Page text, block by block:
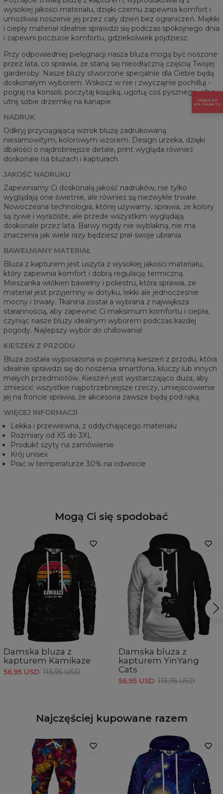
wysokiej jakości materiału, dzięki czemu zapewnia komfort i
umożliwia noszenie jej przez cały dzień bez ograniczeń. Miękki
i ciepły materiał idealnie sprawdzi się podczas spokojnego dnia
i zapewni poczucie komfortu, gdziekolwiek pójdziesz.
Przy odpowiedniej pielęgnacji nasza bluza mogą być noszone
przez lata, co sprawia, że staną się nieodłączną częścią Twojej
garderoby. Nasze bluzy stworzone specjalnie dla Ciebie będą
doskonałym wyborem. Wskocz w nie i zwyczajnie pochilluj -
pograj na konsoli, poczytaj książką, ugotuj coś pysznego, albo
utnij sobie drzemkę na kanapie.
NADRUK
Odkryj przyciągającą wzrok bluzę zadrukowaną
niesamowitym, kolorowym wzorem. Design urzeka, dzięki
dbałości o najdrobniejsze detale, print wygląda również
doskonale na bluzach i kapturach.
JAKOŚĆ NADRUKU
Zapewniamy Ci doskonałą jakość nadruków, nie tylko
wyglądają one świetnie, ale również są niezwykle trwałe.
Nowoczesna technologia, której używamy, sprawia, że kolory
są żywe i wyraziste, ale przede wszystkim wyglądają
doskonale przez lata. Barwy nigdy nie wyblakną, nie ma
znaczenia jak wiele razy będziesz prał swoje ubrania.
BAWEŁNIANY MATERIAŁ
Bluza z kapturem jest uszyta z wysokiej jakości materiału,
który zapewnia komfort i dobrą regulację termiczną.
Mieszanka włókien bawełny i poliestru, która sprawia, ze
materiał jest przyjemny w dotyku, lekki ale jednocześnie
mocny i trwały. Tkanina został a wybrana z największa
starannością, aby zapewnić Ci maksimum komfortu i ciepła,
czyniąc nasze bluzy idealnym wyborem podczas każdej
pogody. Najlepszy wybór do chillowania!
KIESZEŃ Z PRZODU
Bluza została wyposażona w pojemną kieszeń z przodu, która
idealnie sprawdzi się do noszenia smartfona, kluczy lub innych
małych przedmiotów. Kieszeń jest wystarczająco duża, aby
zmieścić wszystkie najpotrzebniejsze rzeczy, umiejscowienie
jej na froncie sprawia, że akcesoria zawsze będą pod ręką.
WIĘCEJ INFORMACJI
Lekka i przewiewna, z oddychającego materiału
Rozmiary od XS do 3XL
Produkt szyty na zamówienie
Krój unisex
Prać w temperaturze 30% na odwrocie
Mogą Ci się spodobać
Damska bluza z
kapturem Kamikaze
56,95 USD 113,95 USD
Damska bluza z
kapturem YinYang
Cats
56,95 USD 113,95 USD
Najczęściej kupowane razem
ODBIERZ
15% RABATU